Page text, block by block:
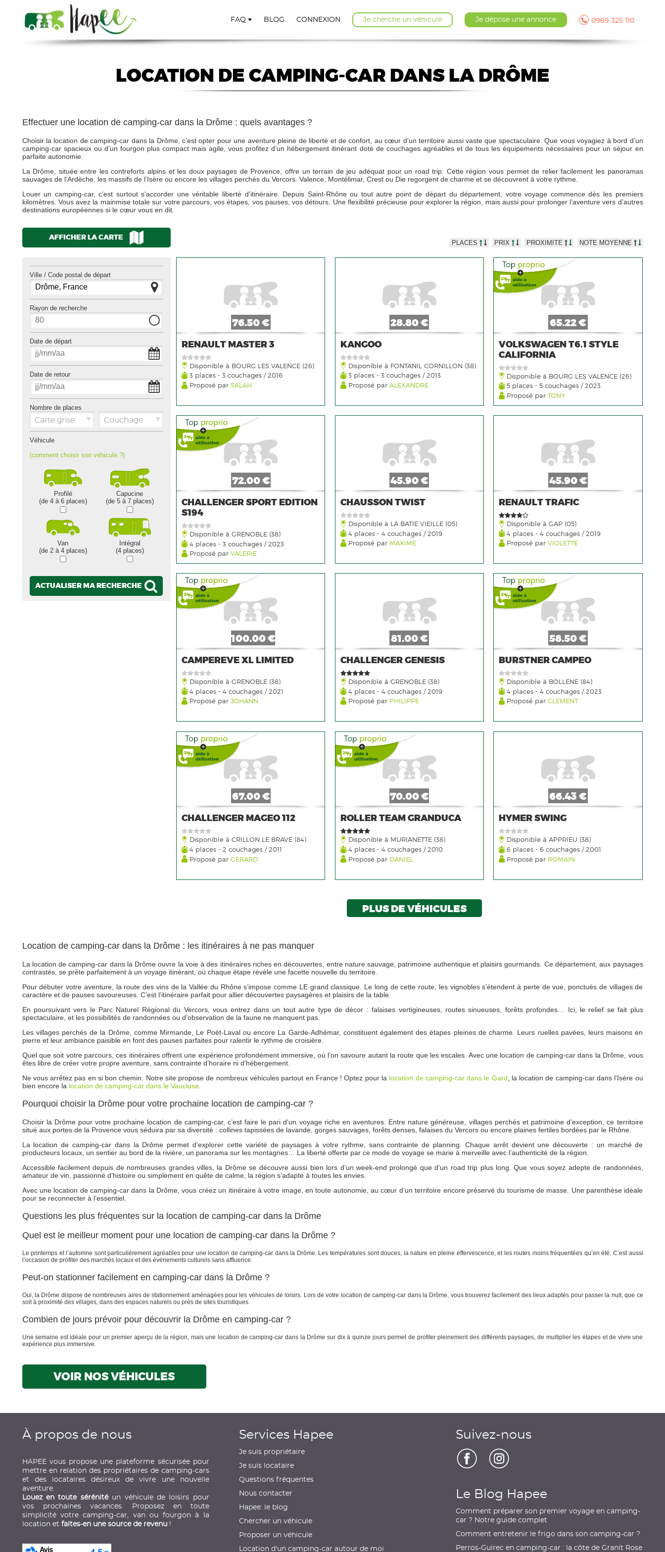
FAQ BLOG CONNEXION Je cherche un véhicule Je dépose une annonce 0969 325 110
LOCATION DE CAMPING-CAR DANS LA DRÔME
Effectuer une location de camping-car dans la Drôme : quels avantages ?
Choisir la location de camping-car dans la Drôme, c’est opter pour une aventure pleine de liberté et de confort, au cœur d’un territoire aussi vaste que spectaculaire. Que vous voyagiez à bord d’un
camping-car spacieux ou d’un fourgon plus compact mais agile, vous profitez d’un hébergement itinérant doté de couchages agréables et de tous les équipements nécessaires pour un séjour en
parfaite autonomie.
La Drôme, située entre les contreforts alpins et les doux paysages de Provence, offre un terrain de jeu adéquat pour un road trip. Cette région vous permet de relier facilement les panoramas
sauvages de l’Ardèche, les massifs de l’Isère ou encore les villages perchés du Vercors. Valence, Montélimar, Crest ou Die regorgent de charme et se découvrent à votre rythme.
Louer un camping-car, c’est surtout s’accorder une véritable liberté d’itinéraire. Depuis Saint-Rhône ou tout autre point de départ du département, votre voyage commence dès les premiers
kilomètres. Vous avez la mainmise totale sur votre parcours, vos étapes, vos pauses, vos détours. Une flexibilité précieuse pour explorer la région, mais aussi pour prolonger l’aventure vers d’autres
destinations européennes si le cœur vous en dit.
AFFICHER LA CARTE
Ville / Code postal de départ
Rayon de recherche
Date de départ
Date de retour
Nombre de places
Carte grise Couchage
Véhicule
(comment choisir son véhicule ?)
Profilé
(de 4 à 6 places)
Capucine
(de 5 à 7 places)
Van
(de 2 à 4 places)
Intégral
(4 places)
ACTUALISER MA RECHERCHE
PLACES PRIX PROXIMITE NOTE MOYENNE
76.50 €
RENAULT MASTER 3
Disponible à BOURG LES VALENCE (26)
3 places - 3 couchages / 2016
Proposé par SALAH
28.80 €
KANGOO
Disponible à FONTANIL CORNILLON (38)
3 places - 3 couchages / 2013
Proposé par ALEXANDRE
65.22 €
VOLKSWAGEN T6.1 STYLE
CALIFORNIA
Disponible à BOURG LES VALENCE (26)
5 places - 5 couchages / 2023
Proposé parTONY
72.00 €
CHALLENGER SPORT EDITION
S194
Disponible à GRENOBLE (38)
4 places - 3 couchages / 2023
Proposé par VALERIE
45.90 €
CHAUSSON TWIST
Disponible à LA BATIE VIEILLE (05)
4 places - 4 couchages / 2019
Proposé par MAXIME
45.90 €
RENAULT TRAFIC
Disponible à GAP (05)
4 places - 4 couchages / 2019
Proposé parVIOLETTE
100.00 €
CAMPEREVE XL LIMITED
Disponible à GRENOBLE (38)
4 places - 4 couchages / 2021
Proposé par JOHANN
81.00 €
CHALLENGER GENESIS
Disponible à GRENOBLE (38)
4 places - 4 couchages / 2019
Proposé par PHILIPPE
58.50 €
BURSTNER CAMPEO
Disponible à BOLLENE (84)
4 places - 4 couchages / 2023
Proposé parCLEMENT
67.00 €
CHALLENGER MAGEO 112
Disponible à CRILLON LE BRAVE (84)
4 places - 2 couchages / 2011
Proposé par GERARD
70.00 €
ROLLER TEAM GRANDUCA
Disponible à MURIANETTE (38)
4 places - 4 couchages / 2010
Proposé par DANIEL
66.43 €
HYMER SWING
Disponible à APPRIEU (38)
6 places - 6 couchages / 2001
Proposé par ROMAIN
PLUS DE VÉHICULES
Location de camping-car dans la Drôme : les itinéraires à ne pas manquer
La location de camping-car dans la Drôme ouvre la voie à des itinéraires riches en découvertes, entre nature sauvage, patrimoine authentique et plaisirs gourmands. Ce département, aux paysages
contrastés, se prête parfaitement à un voyage itinérant, où chaque étape révèle une facette nouvelle du territoire.
Pour débuter votre aventure, la route des vins de la Vallée du Rhône s’impose comme LE grand classique. Le long de cette route, les vignobles s’étendent à perte de vue, ponctués de villages de
caractère et de pauses savoureuses. C’est l’itinéraire parfait pour allier découvertes paysagères et plaisirs de la table.
En poursuivant vers le Parc Naturel Régional du Vercors, vous entrez dans un tout autre type de décor : falaises vertigineuses, routes sinueuses, forêts profondes… Ici, le relief se fait plus
spectaculaire, et les possibilités de randonnées ou d’observation de la faune ne manquent pas.
Les villages perchés de la Drôme, comme Mirmande, Le Poët-Laval ou encore La Garde-Adhémar, constituent également des étapes pleines de charme. Leurs ruelles pavées, leurs maisons en
pierre et leur ambiance paisible en font des pauses parfaites pour ralentir le rythme de croisière.
Quel que soit votre parcours, ces itinéraires offrent une expérience profondément immersive, où l’on savoure autant la route que les escales. Avec une location de camping-car dans la Drôme, vous
êtes libre de créer votre propre aventure, sans contrainte d’horaire ni d’hébergement.
Ne vous arrêtez pas en si bon chemin. Notre site propose de nombreux véhicules partout en France ! Optez pour la location de camping-car dans le Gard , la location de camping-car dans l'Isère ou
bien encore la location de camping-car dans le Vaucluse.
Pourquoi choisir la Drôme pour votre prochaine location de camping-car ?
Choisir la Drôme pour votre prochaine location de camping-car, c’est faire le pari d’un voyage riche en aventures. Entre nature généreuse, villages perchés et patrimoine d’exception, ce territoire
situé aux portes de la Provence vous séduira par sa diversité : collines tapissées de lavande, gorges sauvages, forêts denses, falaises du Vercors ou encore plaines fertiles bordées par le Rhône.
La location de camping-car dans la Drôme permet d’explorer cette variété de paysages à votre rythme, sans contrainte de planning. Chaque arrêt devient une découverte : un marché de
producteurs locaux, un sentier au bord de la rivière, un panorama sur les montagnes… La liberté offerte par ce mode de voyage se marie à merveille avec l’authenticité de la région.
Accessible facilement depuis de nombreuses grandes villes, la Drôme se découvre aussi bien lors d’un week-end prolongé que d’un road trip plus long. Que vous soyez adepte de randonnées,
amateur de vin, passionné d’histoire ou simplement en quête de calme, la région s’adapte à toutes les envies.
Avec une location de camping-car dans la Drôme, vous créez un itinéraire à votre image, en toute autonomie, au cœur d’un territoire encore préservé du tourisme de masse. Une parenthèse idéale
pour se reconnecter à l’essentiel.
Questions les plus fréquentes sur la location de camping-car dans la Drôme
Quel est le meilleur moment pour une location de camping-car dans la Drôme ?
Le printemps et l’automne sont particulièrement agréables pour une location de camping-car dans la Drôme. Les températures sont douces, la nature en pleine effervescence, et les routes moins fréquentées qu’en été. C’est aussi
l’occasion de profiter des marchés locaux et des événements culturels sans affluence.
Peut-on stationner facilement en camping-car dans la Drôme ?
Oui, la Drôme dispose de nombreuses aires de stationnement aménagées pour les véhicules de loisirs. Lors de votre location de camping-car dans la Drôme, vous trouverez facilement des lieux adaptés pour passer la nuit, que ce
soit à proximité des villages, dans des espaces naturels ou près de sites touristiques.
Combien de jours prévoir pour découvrir la Drôme en camping-car ?
Une semaine est idéale pour un premier aperçu de la région, mais une location de camping-car dans la Drôme sur dix à quinze jours permet de profiter pleinement des différents paysages, de multiplier les étapes et de vivre une
expérience plus immersive.
VOIR NOS VÉHICULES
À propos de nous
HAPEE vous propose une plateforme sécurisée pour
mettre en relation des propriétaires de camping-cars
et des locataires désireux de vivre une nouvelle
aventure.
Louez en toute sérénitéun véhicule de loisirs pour
vos prochaines vacances. Proposez en toute
simplicité votre camping-car, van ou fourgon à la
location et faites-en une source de revenu!
Services Hapee
Je suis propriétaire
Je suis locataire
Questions fréquentes
Nous contacter
Hapee: le blog
Chercher un véhicule
Proposer un véhicule
Location d'un camping-car autour de moi
Suivez-nous
Le Blog Hapee
Comment préparer son premier voyage en camping-
car ? Notre guide complet
Comment entretenir le frigo dans son camping-car ?
Perros-Guirec en camping-car : la côte de Granit Rose